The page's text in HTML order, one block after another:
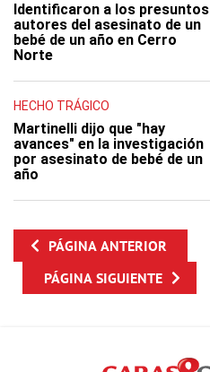
Identificaron a los presuntos
autores del asesinato de un
bebé de un año en Cerro
Norte
HECHO TRÁGICO
Martinelli dijo que "hay
avances" en la investigación
por asesinato de bebé de un
año
PÁGINA ANTERIOR
PÁGINA SIGUIENTE